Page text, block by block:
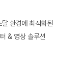
환경에 최적화된
& 영상 솔루션